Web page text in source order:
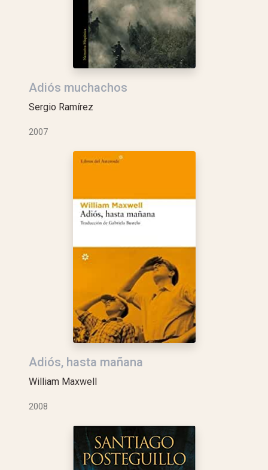
Adiós muchachos
Sergio Ramírez
2007
Adiós, hasta mañana
William Maxwell
2008